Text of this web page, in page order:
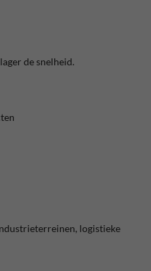
de snelheid.
logistieke